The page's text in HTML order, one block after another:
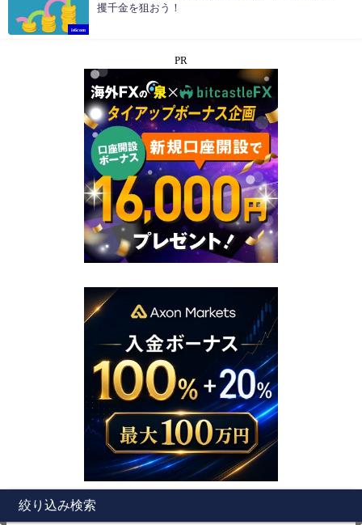
is6com
攫千金を狙おう！
PR
絞り込み検索